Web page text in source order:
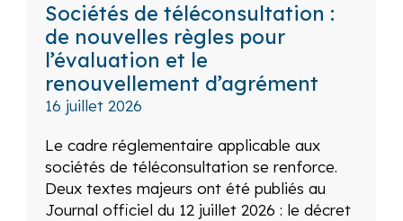
Sociétés de téléconsultation :
de nouvelles règles pour
l’évaluation et le
renouvellement d’agrément
16 juillet 2026
Le cadre réglementaire applicable aux
sociétés de téléconsultation se renforce.
Deux textes majeurs ont été publiés au
Journal officiel du 12 juillet 2026 : le décret